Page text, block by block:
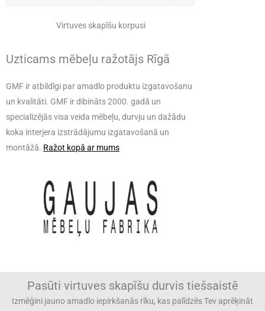
Virtuves skapīšu korpusi
Uzticams mēbeļu ražotājs Rīgā
GMF ir atbildīgi par amadlo produktu izgatavošanu
un kvalitāti. GMF ir dibināts 2000. gadā un
specializējās visa veida mēbeļu, durvju un dažādu
koka interjera izstrādājumu izgatavošanā un
montāžā. Ražot kopā ar mums
Pasūti virtuves skapīšu durvis tiešsaistē
Izmēģini jauno amadlo iepirkšanās rīku, kas palīdzēs Tev aprēķināt